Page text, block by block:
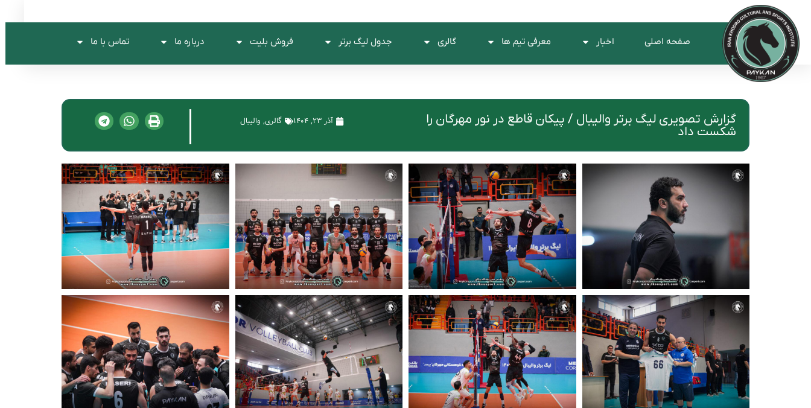
صفحه اصلی اخبار معرفی تیم ها گالری جدول لیگ برتر فروش بلیت درباره ما تماس با ما
گزارش تصویری لیگ برتر والیبال / پیکان قاطع در نور مهرگان را
شکست داد
آذر ۲۳, ۱۴۰۴ گالری, والیبال